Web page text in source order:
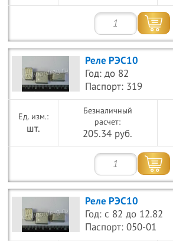
Реле РЭС10
Год: до 82
Паспорт: 319
шт.
Безналичный
расчет:
205.34 руб.
Реле РЭС10
Год: с 82 до 12.82
Паспорт: 050-01